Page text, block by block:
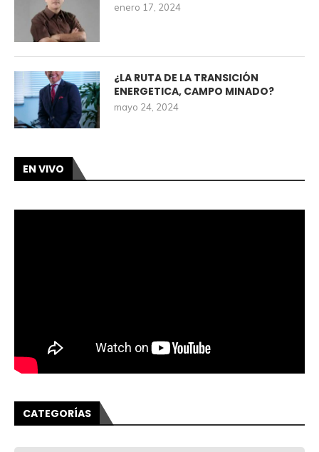
enero 17, 2024
¿LA RUTA DE LA TRANSICIÓN
ENERGETICA, CAMPO MINADO?
mayo 24, 2024
EN VIVO
CATEGORÍAS